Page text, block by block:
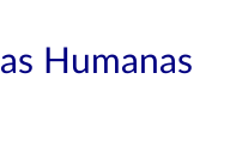
Humanas